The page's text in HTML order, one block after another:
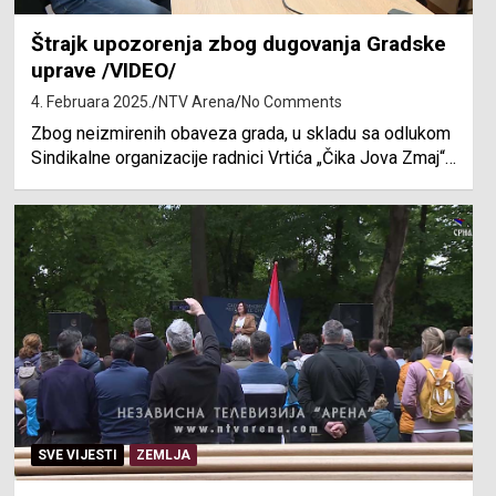
Štrajk upozorenja zbog dugovanja Gradske
uprave /VIDEO/
4. Februara 2025. NTV Arena No Comments
Zbog neizmirenih obaveza grada, u skladu sa odlukom
Sindikalne organizacije radnici Vrtića „Čika Jova Zmaj“…
SVE VIJESTI ZEMLJA